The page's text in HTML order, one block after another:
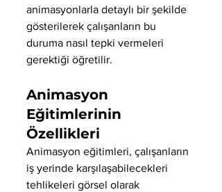
animasyonlarla detaylı bir şekilde
gösterilerek çalışanların bu
duruma nasıl tepki vermeleri
gerektiği öğretilir.
Animasyon
Eğitimlerinin
Özellikleri
Animasyon eğitimleri, çalışanların
iş yerinde karşılaşabilecekleri
tehlikeleri görsel olarak